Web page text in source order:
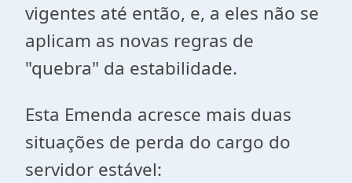
vigentes até então, e, a eles não se
aplicam as novas regras de
"quebra" da estabilidade.
Esta Emenda acresce mais duas
situações de perda do cargo do
servidor estável: